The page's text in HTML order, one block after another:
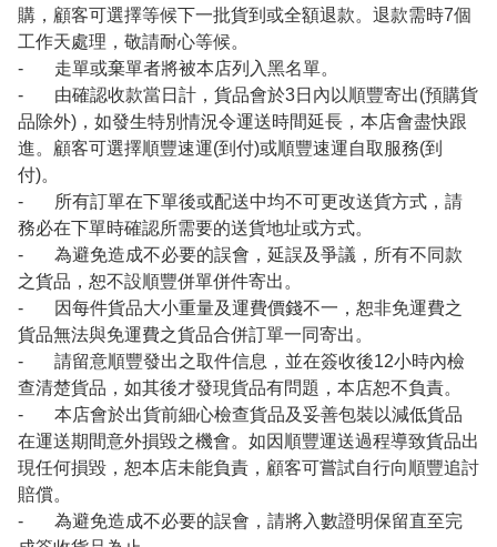
購，顧客可選擇等候下一批貨到或全額退款。退款需時7個
工作天處理，敬請耐心等候。
- 走單或棄單者將被本店列入黑名單。
- 由確認收款當日計，貨品會於3日內以順豐寄出(預購貨
品除外)，如發生特別情況令運送時間延長，本店會盡快跟
進。顧客可選擇順豐速運(到付)或順豐速運自取服務(到
付)。
- 所有訂單在下單後或配送中均不可更改送貨方式，請
務必在下單時確認所需要的送貨地址或方式。
- 為避免造成不必要的誤會，延誤及爭議，所有不同款
之貨品，恕不設順豐併單併件寄出。
- 因每件貨品大小重量及運費價錢不一，恕非免運費之
貨品無法與免運費之貨品合併訂單一同寄出。
- 請留意順豐發出之取件信息，並在簽收後12小時內檢
查清楚貨品，如其後才發現貨品有問題，本店恕不負責。
- 本店會於出貨前細心檢查貨品及妥善包裝以減低貨品
在運送期間意外損毀之機會。如因順豐運送過程導致貨品出
現任何損毀，恕本店未能負責，顧客可嘗試自行向順豐追討
賠償。
- 為避免造成不必要的誤會，請將入數證明保留直至完